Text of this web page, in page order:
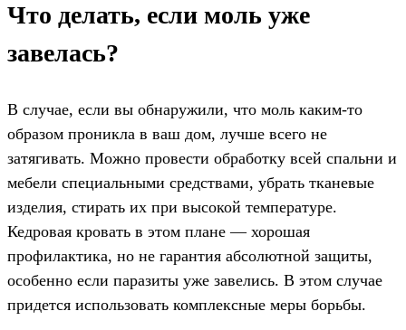
Что делать, если моль уже
завелась?
В случае, если вы обнаружили, что моль каким-то
образом проникла в ваш дом, лучше всего не
затягивать. Можно провести обработку всей спальни и
мебели специальными средствами, убрать тканевые
изделия, стирать их при высокой температуре.
Кедровая кровать в этом плане — хорошая
профилактика, но не гарантия абсолютной защиты,
особенно если паразиты уже завелись. В этом случае
придется использовать комплексные меры борьбы.